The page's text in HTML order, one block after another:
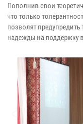
Пополнив свои
что только
позволят
надежды на поддержку